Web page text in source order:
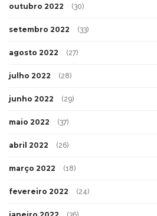
outubro 2022 (30)
setembro 2022 (33)
agosto 2022 (27)
julho 2022 (28)
junho 2022 (29)
maio 2022 (37)
abril 2022 (26)
março 2022 (18)
fevereiro 2022 (24)